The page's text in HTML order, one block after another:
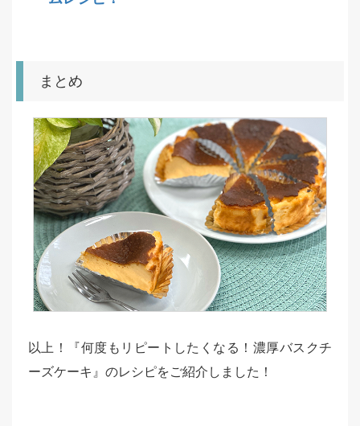
まとめ
以上！『何度もリピートしたくなる！濃厚バスクチ
ーズケーキ』のレシピをご紹介しました！